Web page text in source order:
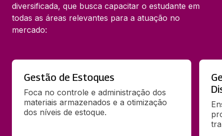
diversificada, que busca capacitar o estudante em
todas as áreas relevantes para a atuação no
mercado:
Gestão de Estoques
Foca no controle e administração dos
materiais armazenados e a otimização
dos níveis de estoque.